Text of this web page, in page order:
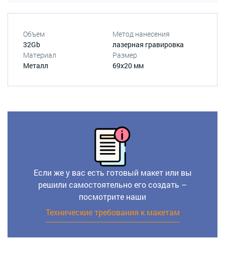
Объем
32Gb
Метод нанесения
лазерная гравировка
Материал
Металл
Размер
69x20 мм
Если же у вас есть готовый макет или вы
решили самостоятельно его создать –
посмотрите наши
Технические требования к макетам